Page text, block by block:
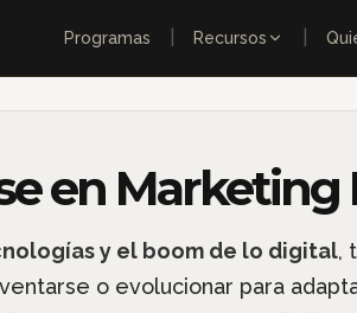
Programas Recursos
en Marketing
y el boom de lo digital,
o evolucionar para